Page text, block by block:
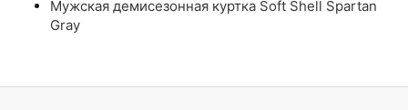
Мужская демисезонная куртка Soft Shell Spartan
Gray